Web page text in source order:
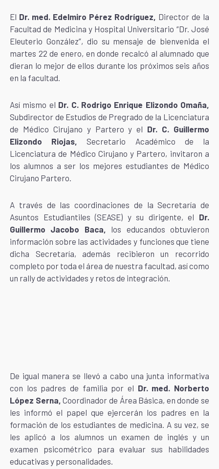
El Dr. med. Edelmiro Pérez Rodríguez, Director de la
Facultad de Medicina y Hospital Universitario “Dr. José
Eleuterio González”, dio su mensaje de bienvenida el
martes 22 de enero, en donde recalcó al alumnado que
dieran lo mejor de ellos durante los próximos seis años
en la facultad.
Así mismo el Dr. C. Rodrigo Enrique Elizondo Omaña,
Subdirector de Estudios de Pregrado de la Licenciatura
de Médico Cirujano y Partero y el Dr. C. Guillermo
Elizondo Riojas, Secretario Académico de la
Licenciatura de Médico Cirujano y Partero, invitaron a
los alumnos a ser los mejores estudiantes de Médico
Cirujano Partero.
A través de las coordinaciones de la Secretaría de
Asuntos Estudiantiles (SEASE) y su dirigente, el Dr.
Guillermo Jacobo Baca, los educandos obtuvieron
información sobre las actividades y funciones que tiene
dicha Secretaría, además recibieron un recorrido
completo por toda el área de nuestra facultad, así como
un rally de actividades y retos de integración.
De igual manera se llevó a cabo una junta informativa
con los padres de familia por el Dr. med. Norberto
López Serna, Coordinador de Área Básica, en donde se
les informó el papel que ejercerán los padres en la
formación de los estudiantes de medicina. A su vez, se
les aplicó a los alumnos un examen de inglés y un
examen psicométrico para evaluar sus habilidades
educativas y personalidades.